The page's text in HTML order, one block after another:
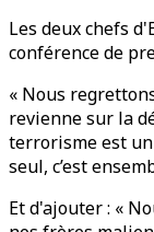
Les deux chefs
conférence de
« Nous
revienne sur la
terrorisme est
seul, c’est
Et d'ajouter : «